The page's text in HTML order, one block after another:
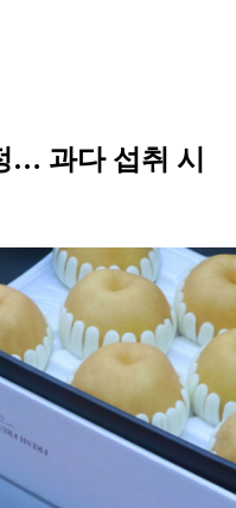
… 과다 섭취 시